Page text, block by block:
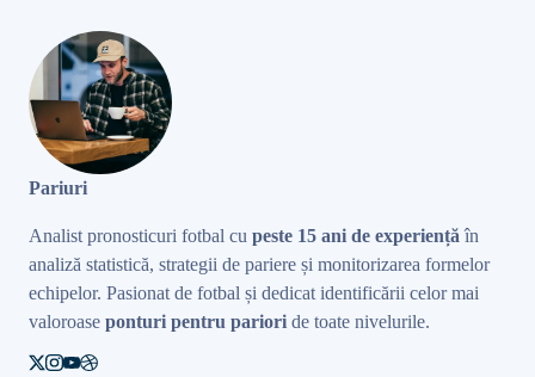
Pariuri
Analist pronosticuri fotbal cu peste 15 ani de experiență în
analiză statistică, strategii de pariere și monitorizarea formelor
echipelor. Pasionat de fotbal și dedicat identificării celor mai
valoroase ponturi pentru pariori de toate nivelurile.